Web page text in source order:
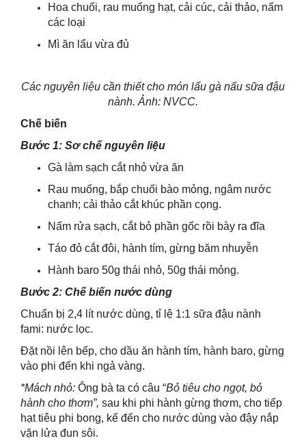
Hoa chuối, rau muống hạt, cải cúc, cải thảo, nấm
các loại
Mì ăn lẩu vừa đủ
Các nguyên liệu cần thiết cho món lẩu gà nấu sữa đậu
nành. Ảnh: NVCC.
Chế biến
Bước 1: Sơ chế nguyên liệu
Gà làm sạch cắt nhỏ vừa ăn
Rau muống, bắp chuối bào mỏng, ngâm nước
chanh; cải thảo cắt khúc phần cọng.
Nấm rửa sạch, cắt bỏ phần gốc rồi bày ra đĩa
Táo đỏ cắt đôi, hành tím, gừng băm nhuyễn
Hành baro 50g thái nhỏ, 50g thái mỏng.
Bước 2: Chế biến nước dùng
Chuẩn bị 2,4 lít nước dùng, tỉ lệ 1:1 sữa đậu nành
fami: nước lọc.
Đặt nồi lên bếp, cho dầu ăn hành tím, hành baro, gừng
vào phi đến khi ngả vàng.
*Mách nhỏ: Ông bà ta có câu “Bỏ tiêu cho ngọt, bỏ
hành cho thơm”, sau khi phi hành gừng thơm, cho tiếp
hạt tiêu phi bong, kế đến cho nước dùng vào đậy nắp
vặn lửa đun sôi.